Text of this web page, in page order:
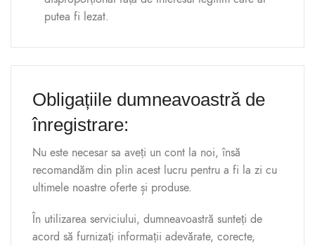
putea fi lezat.
Obligațiile dumneavoastră de
înregistrare:
Nu este necesar sa aveți un cont la noi, însă
recomandăm din plin acest lucru pentru a fi la zi cu
ultimele noastre oferte și produse.
În utilizarea serviciului, dumneavoastră sunteți de
acord să furnizați informații adevărate, corecte,